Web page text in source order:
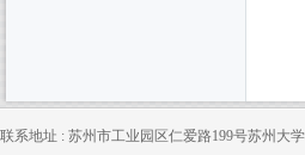
联系地址 : 苏州市工业园区仁爱路199号苏州大